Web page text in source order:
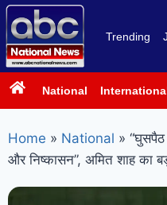
Trending
National
Home » National » “घुसपैठ
और निष्कासन”, अमित शाह का